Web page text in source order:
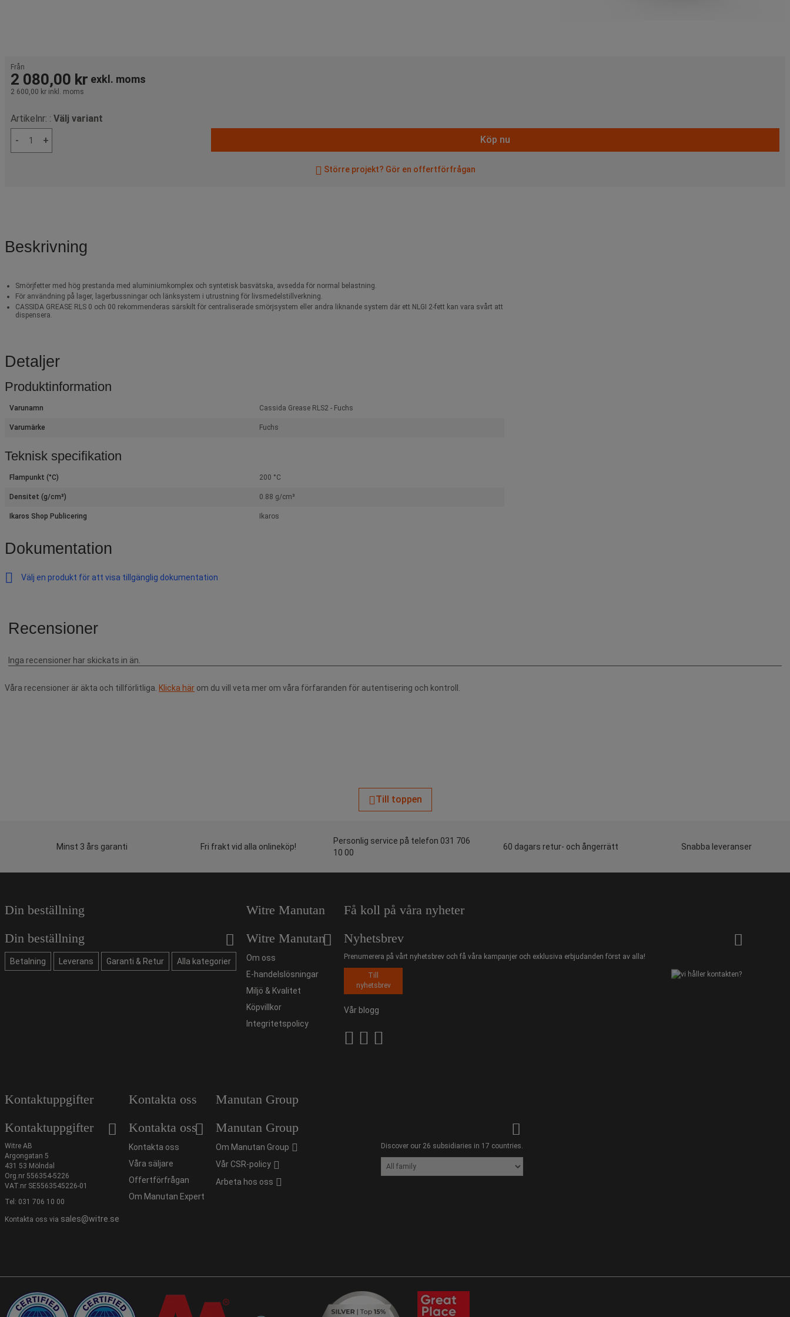
Från
2 080,00 kr exkl. moms
2 600,00 kr inkl. moms
Artikelnr: : Välj variant
-
+ Köp nu
Större projekt? Gör en offertförfrågan
Beskrivning
Smörjfetter med hög prestanda med aluminiumkomplex och syntetisk basvätska, avsedda för normal belastning.
För användning på lager, lagerbussningar och länksystem i utrustning för livsmedelstillverkning.
CASSIDA GREASE RLS 0 och 00 rekommenderas särskilt för centraliserade smörjsystem eller andra liknande system där ett NLGI 2-fett kan vara svårt att
dispensera.
Detaljer
Produktinformation
Varunamn Cassida Grease RLS2 - Fuchs
Varumärke Fuchs
Teknisk specifikation
Flampunkt (°C) 200 °C
Densitet (g/cm³) 0.88 g/cm³
Ikaros Shop Publicering Ikaros
Dokumentation
Välj en produkt för att visa tillgänglig dokumentation
Våra recensioner är äkta och tillförlitliga. Klicka här om du vill veta mer om våra förfaranden för autentisering och kontroll.
Till toppen
Minst 3 års garanti Fri frakt vid alla onlineköp!
Personlig service på telefon 031 706
10 00
60 dagars retur- och ångerrätt Snabba leveranser
Din beställning
Din beställning
Betalning Leverans Garanti & Retur Alla kategorier
Witre Manutan
Witre Manutan
Om oss
E-handelslösningar
Miljö & Kvalitet
Köpvillkor
Integritetspolicy
Få koll på våra nyheter
Nyhetsbrev
Prenumerera på vårt nyhetsbrev och få våra kampanjer och exklusiva erbjudanden först av alla!
Till
nyhetsbrev
Vår blogg
Kontaktuppgifter
Kontaktuppgifter
Witre AB
Argongatan 5
431 53 Mölndal
Org.nr 556354-5226
VAT.nr SE5563545226-01
Tel: 031 706 10 00
Kontakta oss via sales@witre.se
Kontakta oss
Kontakta oss
Kontakta oss
Våra säljare
Offertförfrågan
Om Manutan Expert
Manutan Group
Manutan Group
Om Manutan Group
Vår CSR-policy
Arbeta hos oss
Discover our 26 subsidiaries in 17 countries.